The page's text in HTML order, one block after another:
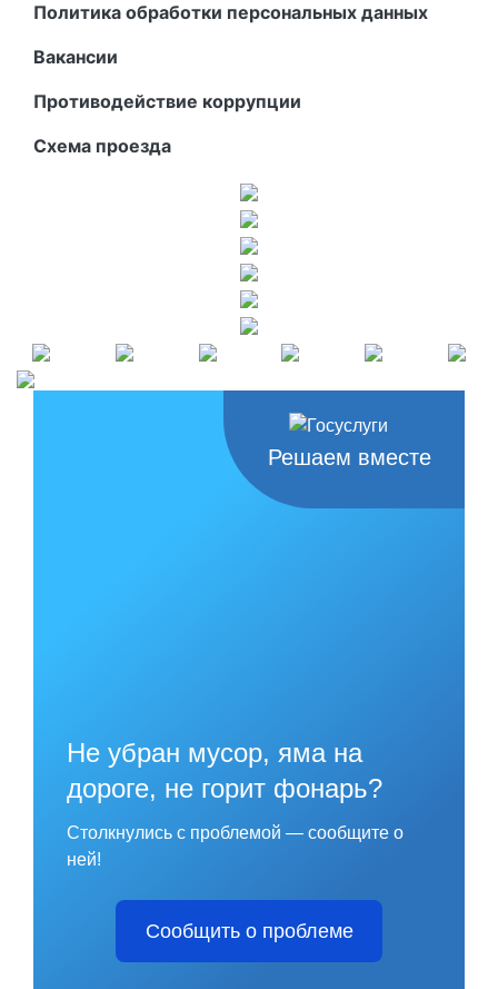
Политика обработки персональных данных
Вакансии
Противодействие коррупции
Схема проезда
Решаем вместе
Не убран мусор, яма на
дороге, не горит фонарь?
Столкнулись с проблемой — сообщите о
ней!
Сообщить о проблеме